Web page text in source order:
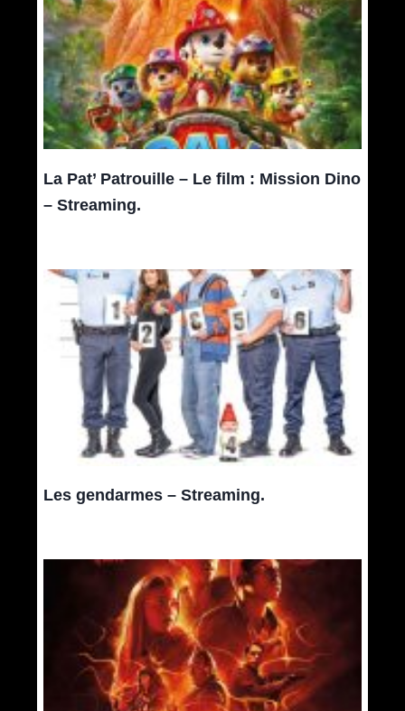
La Pat’ Patrouille – Le film : Mission Dino
– Streaming.
Les gendarmes – Streaming.